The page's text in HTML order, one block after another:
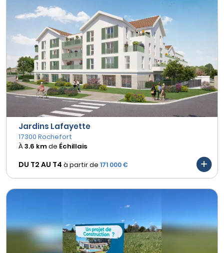
Jardins Lafayette
17300 Rochefort
À3.6 kmde Échillais
DU T2 AU T4 à partir de 171 000 €